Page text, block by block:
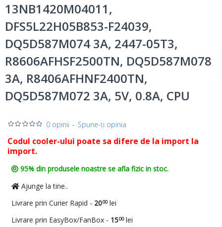
13NB1420M04011,
DFS5L22H05B853-F24039,
DQ5D587M074 3A, 2447-05T3,
R8606AFHSF2500TN, DQ5D587M078
3A, R8406AFHNF2400TN,
DQ5D587M072 3A, 5V, 0.8A, CPU
Codul cooler-ului poate sa difere de la import la
import.
0 opinii - Spune-ţi opinia